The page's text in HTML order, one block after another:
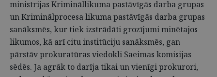
ministrijas Krimināllikuma pastāvīgās darba grupas
un Kriminālprocesa likuma pastāvīgās darba grupas
sanāksmēs, kur tiek izstrādāti grozījumi minētajos
likumos, kā arī citu institūciju sanāksmēs, gan
pārstāv prokuratūras viedokli Saeimas komisijas
sēdēs. Ja agrāk to darīja tikai un vienīgi prokurori,